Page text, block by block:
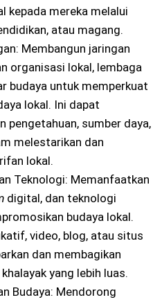
kepada mereka melalui
atau magang.
Membangun jaringan
organisasi lokal, lembaga
budaya untuk memperkuat
lokal. Ini dapat
pengetahuan, sumber daya,
melestarikan dan
lokal.
Teknologi: Memanfaatkan
digital, dan teknologi
budaya lokal.
video, blog, atau situs
dan membagikan
yang lebih luas.
Budaya: Mendorong